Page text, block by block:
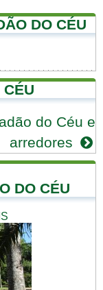
DO CÉU
CÉU
do Céu e
arredores
DO CÉU